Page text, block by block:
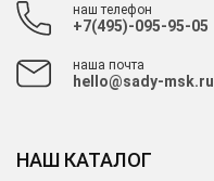
наш телефон
+7(495)-095-95-05
наша почта
hello@sady-msk.ru
НАШ КАТАЛОГ